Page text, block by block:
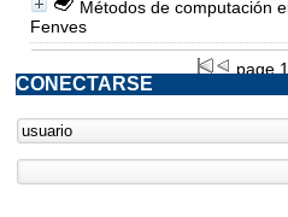
Métodos de computación
Fenves
page
CONECTARSE